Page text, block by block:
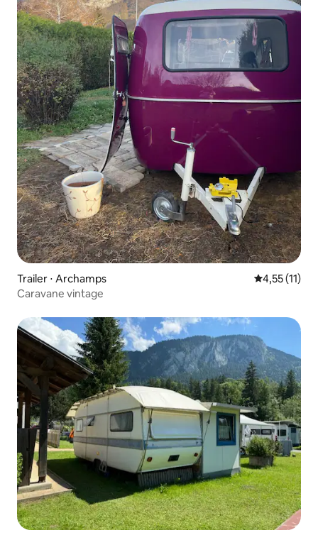
Trailer ⋅ Archamps 4,55 de uma
4,55 (11)
Caravane vintage